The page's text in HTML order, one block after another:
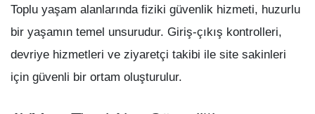
Toplu yaşam alanlarında fiziki güvenlik hizmeti, huzurlu
bir yaşamın temel unsurudur. Giriş-çıkış kontrolleri,
devriye hizmetleri ve ziyaretçi takibi ile site sakinleri
için güvenli bir ortam oluşturulur.